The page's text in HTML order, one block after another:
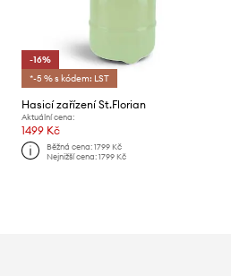
-16%
*-5 % s kódem: LST
Hasicí zařízení St.Florian
Aktuální cena:
1499 Kč
Běžná cena:1799 Kč
Nejnižší cena:1799 Kč